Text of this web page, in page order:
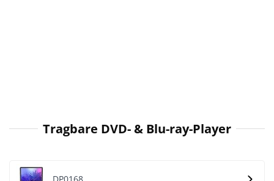
Tragbare DVD- & Blu-ray-Player